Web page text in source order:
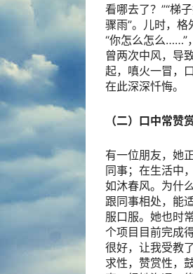
看哪去了？”“梯
骤雨”。儿时，
“你怎么怎么……”
曾两次中风，导
起，嗔火一冒，
在此深深忏悔。
（二）口中常赞
有一位朋友，她
同事；在生活中
如沐春风。为什
跟同事相处，能
服口服。她也时
个项目目前完成
很好，让我受教
求性，赞赏性，